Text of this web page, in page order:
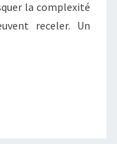
la complexité
receler. Un
LA SUITE